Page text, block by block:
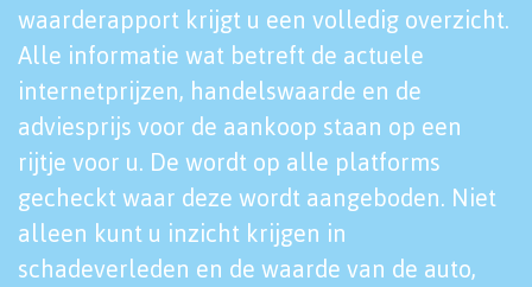
waarderapport krijgt u een volledig overzicht.
Alle informatie wat betreft de actuele
internetprijzen, handelswaarde en de
adviesprijs voor de aankoop staan op een
rijtje voor u. De wordt op alle platforms
gecheckt waar deze wordt aangeboden. Niet
alleen kunt u inzicht krijgen in
schadeverleden en de waarde van de auto,